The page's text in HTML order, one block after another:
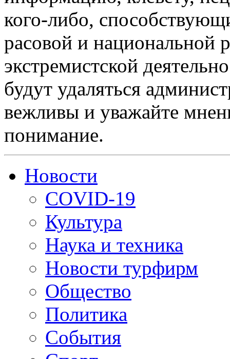
кого-либо,
расовой и национальной
экстремистской
будут удаляться
вежливы и уважайте
понимание.
Новости
COVID-19
Культура
Наука и техника
Новости турфирм
Общество
Политика
События